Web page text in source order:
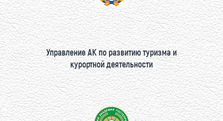
Управление АК по развитию туризма и
курортной деятельности